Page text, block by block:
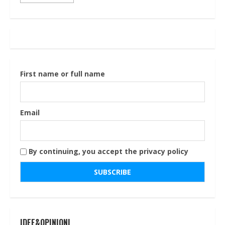
First name or full name
Email
By continuing, you accept the privacy policy
IDEE&OPINIONI